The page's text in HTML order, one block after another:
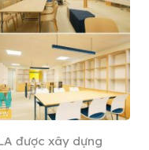
được xây dựng